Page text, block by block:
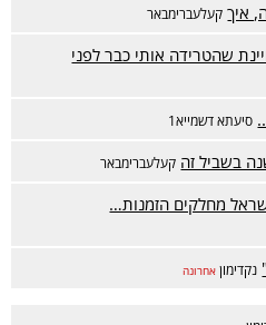
איך קעלעברימבאר
שהטרידה אותי כבר לפני
סיעתא דשמייא1
קעלעברימבאר
מחלקים הזמנות…
נקדימון אחרונה